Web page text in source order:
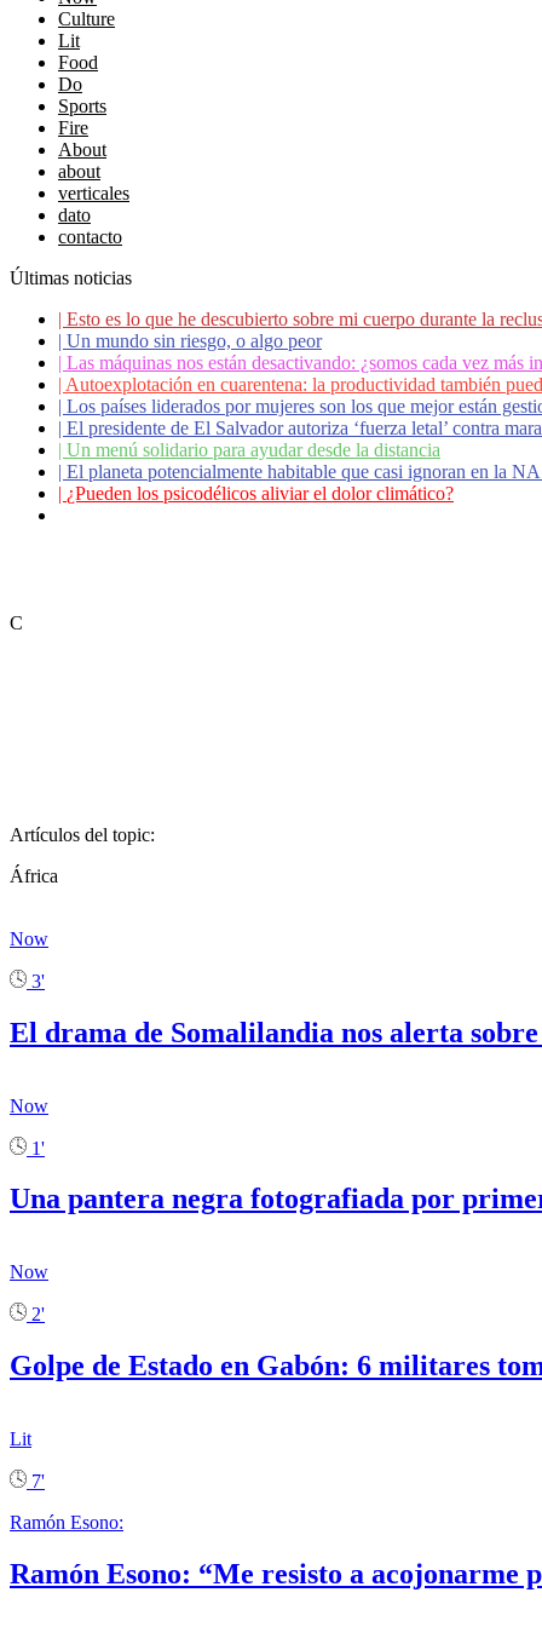
Culture
Lit
Food
Do
Sports
Fire
About
about
verticales
dato
contacto
Últimas noticias
| Esto es lo que he descubierto sobre mi cuerpo durante la
| Un mundo sin riesgo, o algo peor
| Las máquinas nos están desactivando: ¿somos cada vez más
| Autoexplotación en cuarentena: la productividad también
| Los países liderados por mujeres son los que mejor están
| El presidente de El Salvador autoriza ‘fuerza letal’ contra
| Un menú solidario para ayudar desde la distancia
| El planeta potencialmente habitable que casi ignoran en la
| ¿Pueden los psicodélicos aliviar el dolor climático?
C
Artículos del topic:
África
Now
3'
El drama de Somalilandia nos alerta
Now
1'
Una pantera negra fotografiada por
Now
2'
Golpe de Estado en Gabón: 6 militares
Lit
7'
Ramón Esono:
Ramón Esono: “Me resisto a acojonarme